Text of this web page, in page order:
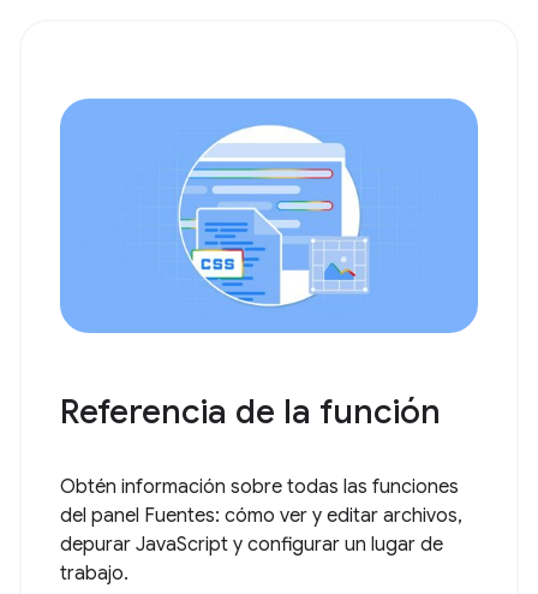
Referencia de la función
Obtén información sobre todas las funciones
del panel Fuentes: cómo ver y editar archivos,
depurar JavaScript y configurar un lugar de
trabajo.